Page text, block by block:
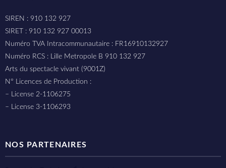
SIREN : 910 132 927
SIRET : 910 132 927 00013
Numéro TVA Intracommunautaire : FR16910132927
Numéro RCS : Lille Metropole B 910 132 927
Arts du spectacle vivant (9001Z)
N° Licences de Production :
– License 2-1106275
– License 3-1106293
NOS PARTENAIRES